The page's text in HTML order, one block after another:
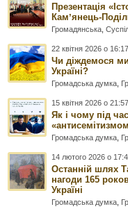
Презентація
Камʼянець-
Громадянська ,
22 квітня 2026 о 16:17
Чи діждемося
Україні?
Громадська думка
15 квітня 2026 о 21:57
Як і чому під
Громадська думка
14 лютого 2026 о
Останній шлях
нагоди 165
Україні
Громадська думка